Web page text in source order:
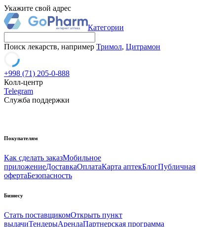
Укажите свой адрес
Категории
Поиск лекарств, например Тримол, Цитрамон
+998 (71) 205-0-888
Колл-центр
Telegram
Служба поддержки
Покупателям
Как сделать заказМобильное
приложениеДоставкаОплатаКарта аптекБлогПубличная
офертаБезопасность
Бизнесу
Стать поставщикомОткрыть пункт
выдачиТендерыАрендаПартнерская программа